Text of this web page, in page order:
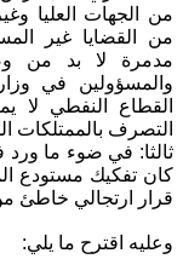
من الجهات العليا
من القضايا غير
مدمرة لا بد من
والمسؤولين في
القطاع النفطي لا
التصرف بالممتلكات
ثالثا: في ضوء ما ورد
كان تفكيك مستودع
قرار ارتجالي خاطئ
وعليه اقترح ما يلي: